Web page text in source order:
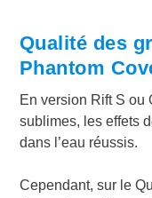
Qualité des
Phantom
En version Rift S ou
sublimes, les effets
dans l’eau réussis.
Cependant, sur le